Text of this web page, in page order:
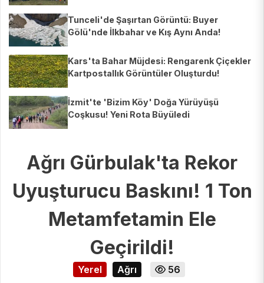
Tunceli'de Şaşırtan Görüntü: Buyer
Gölü'nde İlkbahar ve Kış Aynı Anda!
Kars'ta Bahar Müjdesi: Rengarenk Çiçekler
Kartpostallık Görüntüler Oluşturdu!
İzmit'te 'Bizim Köy' Doğa Yürüyüşü
Coşkusu! Yeni Rota Büyüledi
Ağrı Gürbulak'ta Rekor
Uyuşturucu Baskını! 1 Ton
Metamfetamin Ele
Geçirildi!
Yerel Ağrı
56